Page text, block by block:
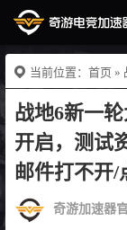
当前位置： 首页 »
战地6新一
开启，测试
邮件打不开/
奇游加速器